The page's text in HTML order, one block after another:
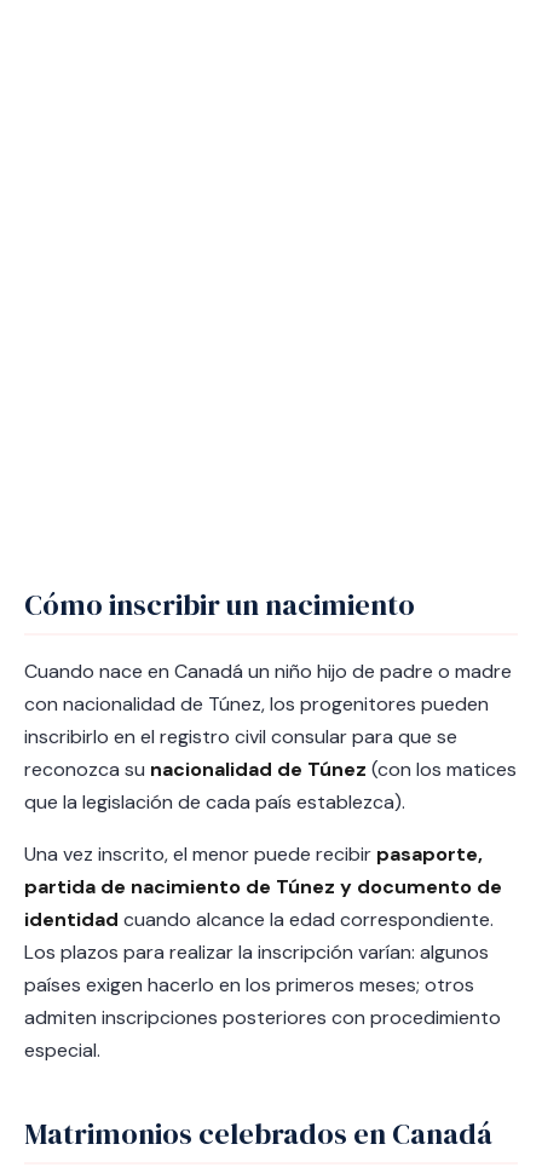
Cómo inscribir un nacimiento
Cuando nace en Canadá un niño hijo de padre o madre
con nacionalidad de Túnez, los progenitores pueden
inscribirlo en el registro civil consular para que se
reconozca su nacionalidad de Túnez (con los matices
que la legislación de cada país establezca).
Una vez inscrito, el menor puede recibir pasaporte,
partida de nacimiento de Túnez y documento de
identidad cuando alcance la edad correspondiente.
Los plazos para realizar la inscripción varían: algunos
países exigen hacerlo en los primeros meses; otros
admiten inscripciones posteriores con procedimiento
especial.
Matrimonios celebrados en Canadá